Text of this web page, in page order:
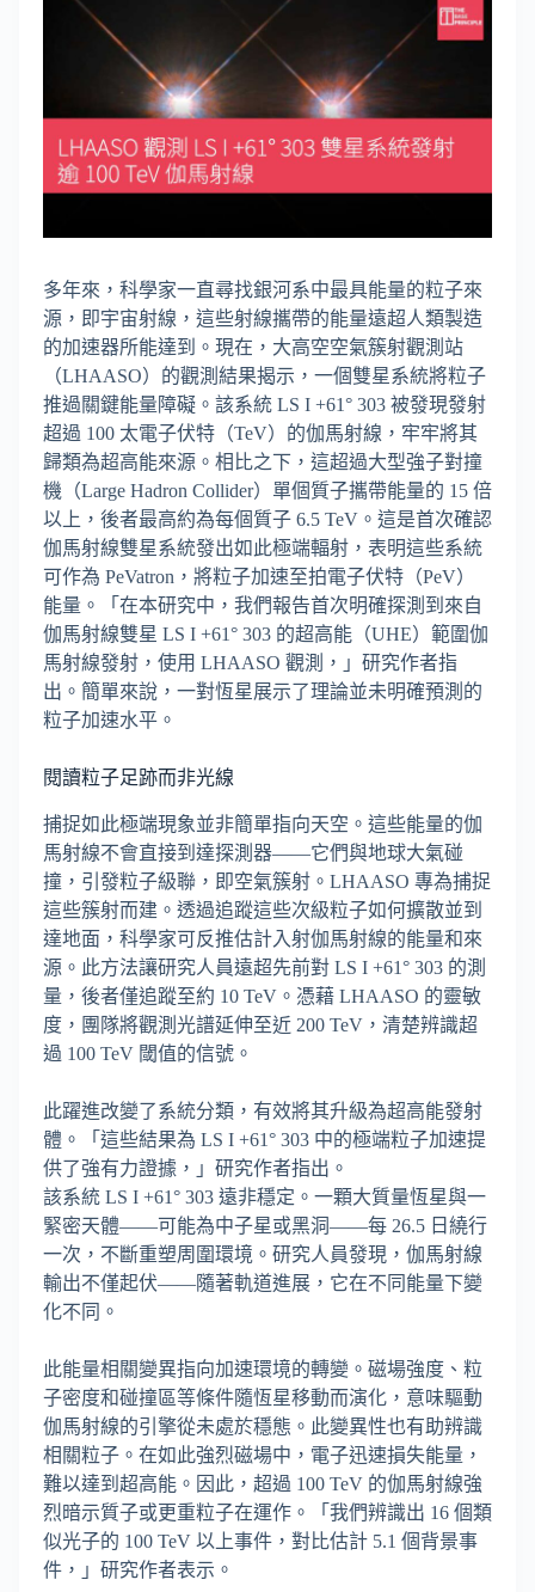
多年來，科學家一直尋找銀河系中最具能量的粒子來
源，即宇宙射線，這些射線攜帶的能量遠超人類製造
的加速器所能達到。現在，大高空空氣簇射觀測站
（LHAASO）的觀測結果揭示，一個雙星系統將粒子
推過關鍵能量障礙。該系統 LS I +61° 303 被發現發射
超過 100 太電子伏特（TeV）的伽馬射線，牢牢將其
歸類為超高能來源。相比之下，這超過大型強子對撞
機（Large Hadron Collider）單個質子攜帶能量的 15 倍
以上，後者最高約為每個質子 6.5 TeV。這是首次確認
伽馬射線雙星系統發出如此極端輻射，表明這些系統
可作為 PeVatron，將粒子加速至拍電子伏特（PeV）
能量。「在本研究中，我們報告首次明確探測到來自
伽馬射線雙星 LS I +61° 303 的超高能（UHE）範圍伽
馬射線發射，使用 LHAASO 觀測，」研究作者指
出。簡單來說，一對恆星展示了理論並未明確預測的
粒子加速水平。
閱讀粒子足跡而非光線
捕捉如此極端現象並非簡單指向天空。這些能量的伽
馬射線不會直接到達探測器——它們與地球大氣碰
撞，引發粒子級聯，即空氣簇射。LHAASO 專為捕捉
這些簇射而建。透過追蹤這些次級粒子如何擴散並到
達地面，科學家可反推估計入射伽馬射線的能量和來
源。此方法讓研究人員遠超先前對 LS I +61° 303 的測
量，後者僅追蹤至約 10 TeV。憑藉 LHAASO 的靈敏
度，團隊將觀測光譜延伸至近 200 TeV，清楚辨識超
過 100 TeV 閾值的信號。
此躍進改變了系統分類，有效將其升級為超高能發射
體。「這些結果為 LS I +61° 303 中的極端粒子加速提
供了強有力證據，」研究作者指出。
該系統 LS I +61° 303 遠非穩定。一顆大質量恆星與一
緊密天體——可能為中子星或黑洞——每 26.5 日繞行
一次，不斷重塑周圍環境。研究人員發現，伽馬射線
輸出不僅起伏——隨著軌道進展，它在不同能量下變
化不同。
此能量相關變異指向加速環境的轉變。磁場強度、粒
子密度和碰撞區等條件隨恆星移動而演化，意味驅動
伽馬射線的引擎從未處於穩態。此變異性也有助辨識
相關粒子。在如此強烈磁場中，電子迅速損失能量，
難以達到超高能。因此，超過 100 TeV 的伽馬射線強
烈暗示質子或更重粒子在運作。「我們辨識出 16 個類
似光子的 100 TeV 以上事件，對比估計 5.1 個背景事
件，」研究作者表示。